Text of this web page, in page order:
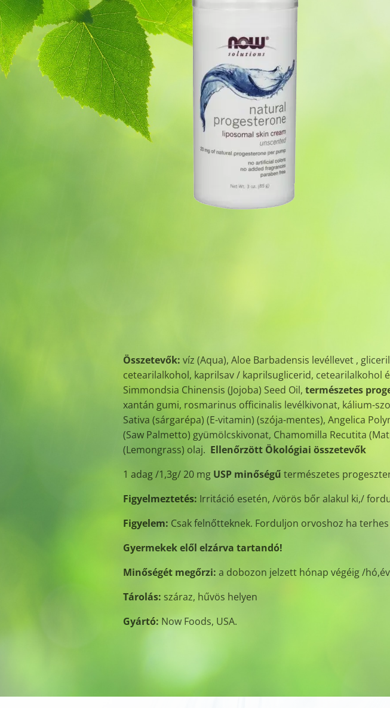
Összetevők: víz (Aqua), Aloe Barbadensis levéllevet ,
cetearilalkohol, kaprilsav / kaprilsuglicerid, cetearilalkohol
Simmondsia Chinensis (Jojoba) Seed Oil, természetes
xantán gumi, rosmarinus officinalis levélkivonat, kálium-
Sativa (sárgarépa) (E-vitamin) (szója-mentes), Angelica
(Saw Palmetto) gyümölcskivonat, Chamomilla Recutita
(Lemongrass) olaj. Ellenőrzött Ökológiai összetevők
1 adag /1,3g/ 20 mg USP minőségű természetes
Figyelmeztetés: Irritáció esetén, /vörös bőr alakul ki,/
Figyelem: Csak felnőtteknek. Forduljon orvoshoz ha
Gyermekek elől elzárva tartandó!
Minőségét megőrzi: a dobozon jelzett hónap végéig /
Tárolás: száraz, hűvös helyen
Gyártó: Now Foods, USA.